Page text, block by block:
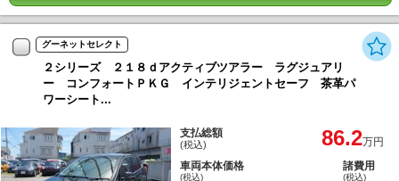
グーネットセレクト
２シリーズ ２１８ｄアクティブツアラー ラグジュアリ
ー コンフォートＰＫＧ インテリジェントセーフ 茶革パ
ワーシート...
支払総額
(税込) 86.2万円
車両本体価格
(税込)
諸費用
(税込)